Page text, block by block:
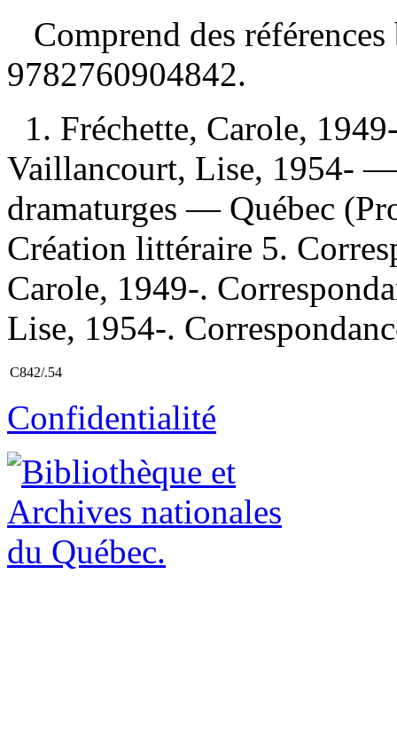
Comprend des
9782760904842.
1. Fréchette, Carole,
Vaillancourt, Lise, 1954- —
dramaturges — Québec
Création littéraire 5.
Carole, 1949-.
Lise, 1954-.
C842/.54
Confidentialité